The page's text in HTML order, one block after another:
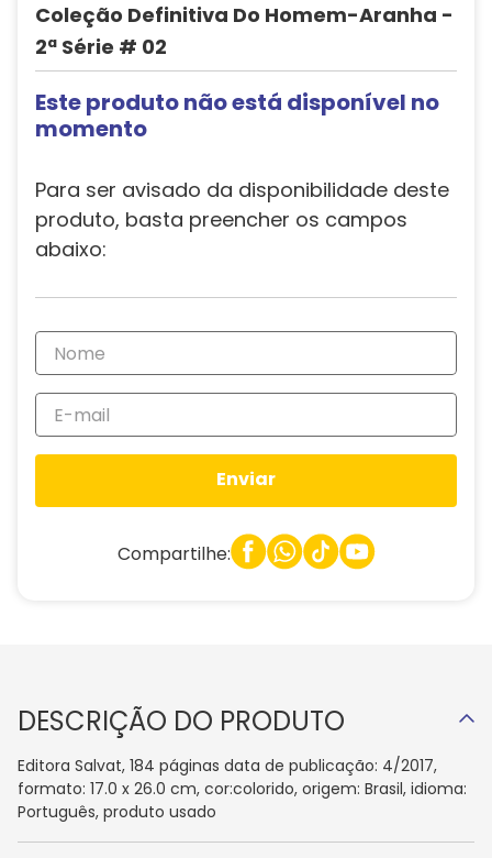
Coleção Definitiva Do Homem-Aranha -
2ª Série # 02
Este produto não está disponível no
momento
Para ser avisado da disponibilidade deste
produto, basta preencher os campos
abaixo:
Enviar
Compartilhe:
DESCRIÇÃO DO PRODUTO
Editora Salvat, 184 páginas data de publicação: 4/2017,
formato: 17.0 x 26.0 cm, cor:colorido, origem: Brasil, idioma:
Português, produto usado